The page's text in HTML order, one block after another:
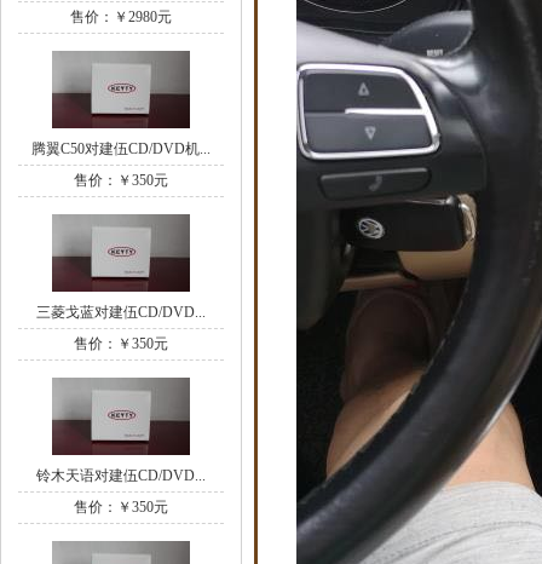
售价：￥2980元
腾翼C50对建伍CD/DVD机...
售价：￥350元
三菱戈蓝对建伍CD/DVD...
售价：￥350元
铃木天语对建伍CD/DVD...
售价：￥350元